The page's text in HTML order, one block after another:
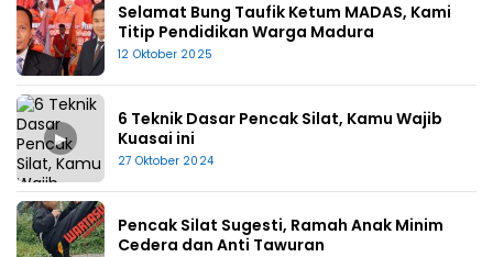
Selamat Bung Taufik Ketum MADAS, Kami
Titip Pendidikan Warga Madura
12 Oktober 2025
▶
6 Teknik Dasar Pencak Silat, Kamu Wajib
Kuasai ini
27 Oktober 2024
Pencak Silat Sugesti, Ramah Anak Minim
Cedera dan Anti Tawuran